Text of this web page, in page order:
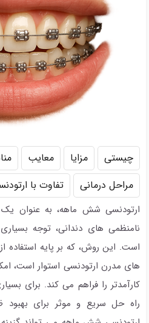
چیستی مزایا معایب
مراحل درمانی
تفاوت با
ارتودنسی شش ماهه، به عنوان
نامنظمی های دندانی، توجه
است. این روش، که بر پایه استفاده
های مدرن ارتودنسی استوار است،
کارآمدتر را فراهم می کند. برای
راه حل سریع و موثر برای